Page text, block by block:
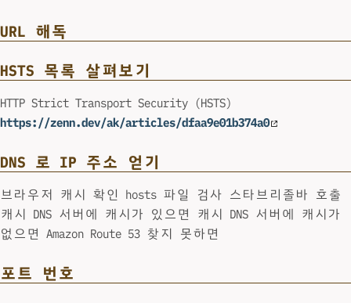
URL 해독
HSTS 목록 살펴보기
HTTP Strict Transport Security (HSTS)
https://zenn.dev/ak/articles/dfaa9e01b374a0
DNS 로 IP 주소 얻기
브라우저 캐시 확인 hosts 파일 검사 스타브리졸바 호출
캐시 DNS 서버에 캐시가 있으면 캐시 DNS 서버에 캐시가
없으면 Amazon Route 53 찾지 못하면
포트 번호